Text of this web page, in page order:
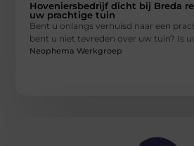
Hoveniersbedrijf dicht bij Breda
uw prachtige tuin
Bent u onlangs verhuisd naar een
bent u niet tevreden over uw tuin? Is
Neophema Werkgroep